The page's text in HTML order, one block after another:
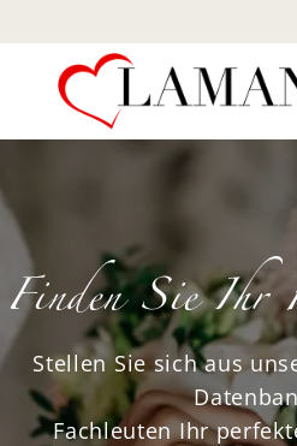
Finden Sie Ihr
Stellen Sie sich aus
Fachleuten Ihr